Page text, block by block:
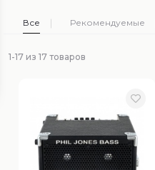
Все Рекомендуемые
1-17 из 17 товаров